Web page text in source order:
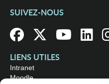
SUIVEZ-NOUS
LIENS UTILES
Intranet
Moodle